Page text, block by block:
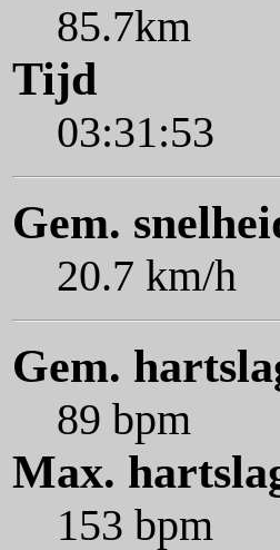
85.7km
Tijd
03:31:53
Gem.
20.7 km/h
Gem.
89 bpm
Max.
153 bpm